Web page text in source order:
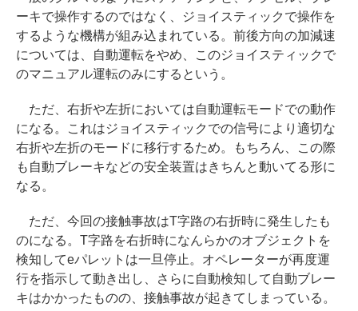
ーキで操作するのではなく、ジョイスティックで操作を
するような機構が組み込まれている。前後方向の加減速
については、自動運転をやめ、このジョイスティックで
のマニュアル運転のみにするという。
ただ、右折や左折においては自動運転モードでの動作
になる。これはジョイスティックでの信号により適切な
右折や左折のモードに移行するため。もちろん、この際
も自動ブレーキなどの安全装置はきちんと動いてる形に
なる。
ただ、今回の接触事故はT字路の右折時に発生したも
のになる。T字路を右折時になんらかのオブジェクトを
検知してeパレットは一旦停止。オペレーターが再度運
行を指示して動き出し、さらに自動検知して自動ブレー
キはかかったものの、接触事故が起きてしまっている。